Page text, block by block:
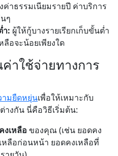
ค่าธรรมเนียมรายปี ค่าบริการ
ๆ
ำ: ผู้ให้กู้บางรายเรียกเก็บขั้นต่ำ
อจะน้อยเพียงใด
าใช้จ่ายทางการ
ามยืดหยุ่นเพื่อให้เหมาะกับ
างกัน นี่คือวิธีเริ่มต้น:
เหลือ ของคุณ (เช่น ยอดคง
หลือก่อนหน้า ยอดคงเหลือที่